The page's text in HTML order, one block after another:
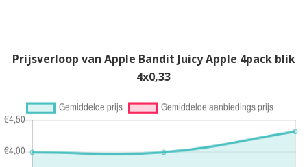
Prijsverloop van Apple Bandit Juicy Apple 4pack blik
4x0,33